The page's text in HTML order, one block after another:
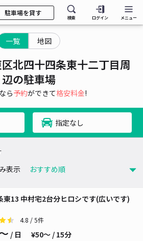
駐車場を貸す
検索 ログイン メニュー
一覧 地図
北四十四条東十二丁目周
辺の駐車場
ら予約ができて格安料金!
指定なし
表示
東13 中村宅2台分ヒロシです(広いです)
4.8 / 5件
/ 日 ¥50〜 / 15分